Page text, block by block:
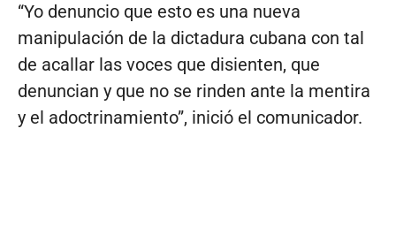
“Yo denuncio que esto es una nueva
manipulación de la dictadura cubana con tal
de acallar las voces que disienten, que
denuncian y que no se rinden ante la mentira
y el adoctrinamiento”, inició el comunicador.